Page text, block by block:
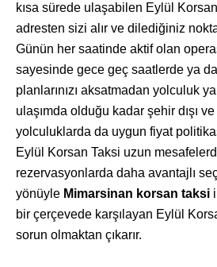
kısa sürede ulaşabilen Eylül
adresten sizi alır ve dilediğiniz
Günün her saatinde aktif olan
sayesinde gece geç saatlerde ya
planlarınızı aksatmadan yolculuk
ulaşımda olduğu kadar şehir dışı
yolculuklarda da uygun fiyat
Eylül Korsan Taksi uzun
rezervasyonlarda daha avantajlı
yönüyle Mimarsinan korsan taksi
bir çerçevede karşılayan Eylül
sorun olmaktan çıkarır.